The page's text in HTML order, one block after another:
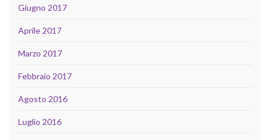
Giugno 2017
Aprile 2017
Marzo 2017
Febbraio 2017
Agosto 2016
Luglio 2016